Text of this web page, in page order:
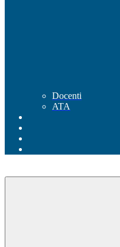
Docenti
ATA